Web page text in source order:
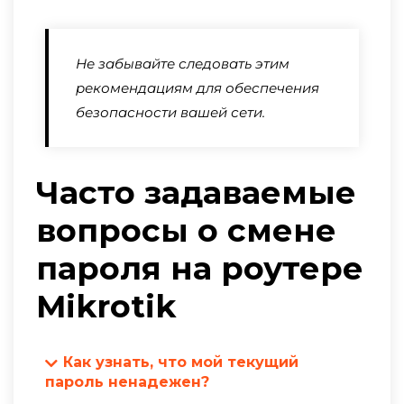
Не забывайте следовать этим
рекомендациям для обеспечения
безопасности вашей сети.
Часто задаваемые
вопросы о смене
пароля на роутере
Mikrotik
Как узнать, что мой текущий
пароль ненадежен?